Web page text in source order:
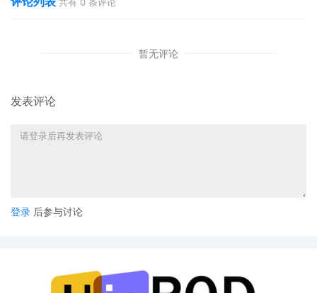
暂无评论
发表评论
登录 后参与讨论